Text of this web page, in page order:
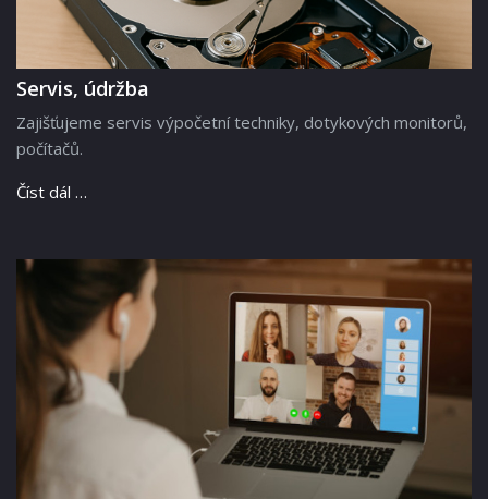
Servis, údržba
Zajišťujeme servis výpočetní techniky, dotykových monitorů,
počítačů.
Číst dál …